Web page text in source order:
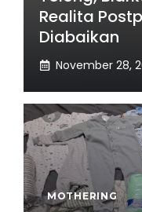
Realita
Diabaikan
November 28,
MOTHERING